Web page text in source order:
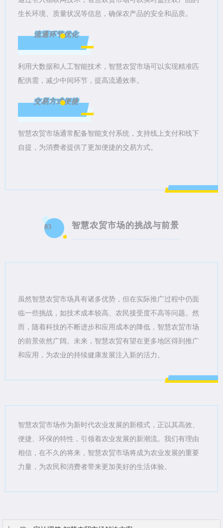
生长环境、质量状况等信息，确保农产品的安全和品质。
流通环节优化
利用大数据和人工智能技术，智慧农贸市场可以实现精准匹
配供需，减少中间环节，提高流通效率。
交易方式便捷
智慧农贸市场通常配备智能支付系统，支持线上支付和线下
自提，为消费者提供了更加便捷的交易方式。
03 智慧农贸市场的挑战与前景
虽然智慧农贸市场具有诸多优势，但在实际推广过程中仍面
临一些挑战，如技术成本较高、农民接受度不高等问题。然
而，随着科技的不断进步和应用成本的降低，智慧农贸市场
的前景依然广阔。未来，智慧农贸有望在更多地区得到推广
和应用，为农业的持续健康发展注入新的活力。
智慧农贸市场作为新时代农业发展的新模式，正以其高效、
便捷、环保的特性，引领着农业发展的新潮流。我们有理由
相信，在不久的将来，智慧农贸市场将成为农业发展的重要
力量，为农民和消费者带来更加美好的生活体验。